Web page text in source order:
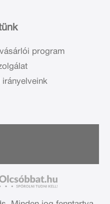
program
irányelveink